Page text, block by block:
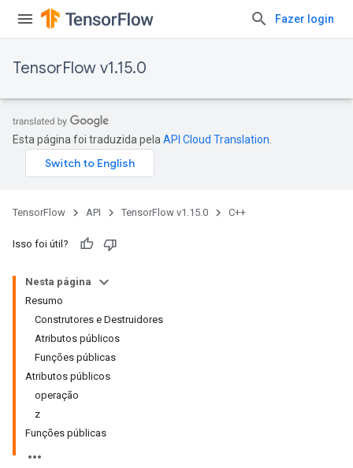
Fazer login
TensorFlow v1.15.0
Esta página foi traduzida pela API Cloud Translation
TensorFlow API TensorFlow v1.15.0 C++
Isso foi útil?
Nesta página
Resumo
Construtores e Destruidores
Atributos públicos
Funções públicas
Atributos públicos
operação
z
Funções públicas